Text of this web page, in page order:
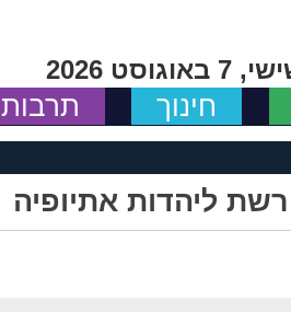
2026
חינוך תרבות
ליהדות אתיופיה